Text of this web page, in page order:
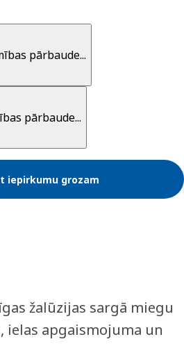
pārbaude...
pārbaude...
iepirkumu grozam
žalūzijas sargā miegu
ielas apgaismojuma un